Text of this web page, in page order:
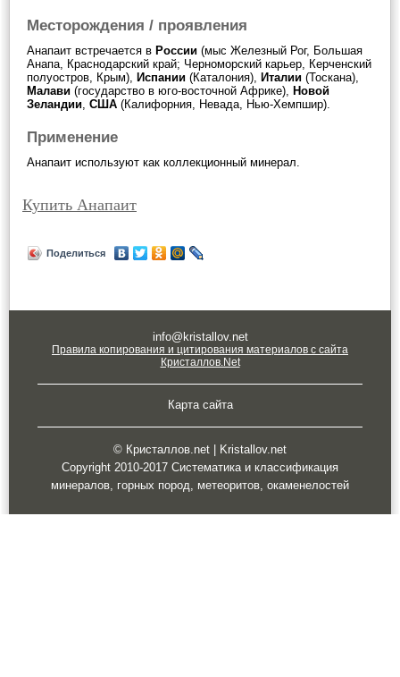
Месторождения / проявления
Анапаит встречается в России (мыс Железный Рог, Большая
Анапа, Краснодарский край; Черноморский карьер, Керченский
полуостров, Крым), Испании (Каталония), Италии (Тоскана),
Малави (государство в юго-восточной Африке), Новой
Зеландии США (Калифорния, Невада, Нью-Хемпшир).
Применение
Анапаит используют как коллекционный минерал.
Купить Анапаит
Поделиться
info@kristallov.net
Правила копирования и цитирования материалов с сайта
Кристаллов.Net
Карта сайта
© Кристаллов.net | Kristallov.net
Copyright 2010-2017 Систематика и классификация
минералов, горных пород, метеоритов, окаменелостей